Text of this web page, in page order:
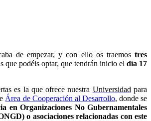
de empezar, y con ello os traemos tres
que podéis optar, que tendrán inicio el día 17
es la que ofrece nuestra Universidad para
Área de Cooperación al Desarrollo, donde se
en Organizaciones No Gubernamentales
o asociaciones relacionadas con este